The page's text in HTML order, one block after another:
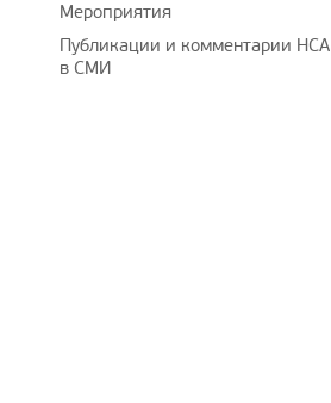
Мероприятия
Публикации и комментарии НСА
в СМИ